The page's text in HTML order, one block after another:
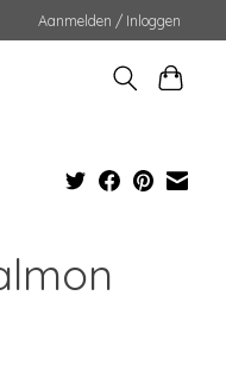
Aanmelden / Inloggen